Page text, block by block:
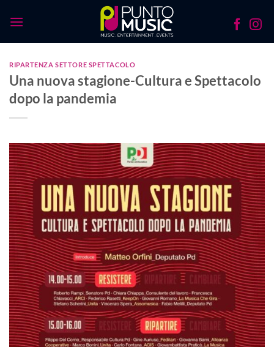
RIPARTENZA SETTORE SPETTACOLO
Una nuova stagione-Cultura e Spettacolo
dopo la pandemia